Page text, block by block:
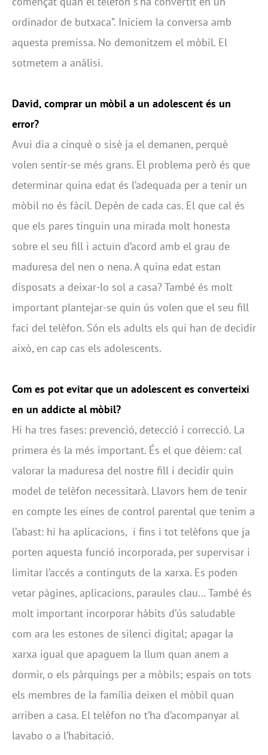
ordinador de butxaca”. Iniciem la conversa amb
aquesta premissa. No demonitzem el mòbil. El
sotmetem a anàlisi.
David, comprar un mòbil a un adolescent és un
error?
Avui dia a cinquè o sisè ja el demanen, perquè
volen sentir-se més grans. El problema però és que
determinar quina edat és l’adequada per a tenir un
mòbil no és fàcil. Depèn de cada cas. El que cal és
que els pares tinguin una mirada molt honesta
sobre el seu fill i actuïn d’acord amb el grau de
maduresa del nen o nena. A quina edat estan
disposats a deixar-lo sol a casa? També és molt
important plantejar-se quin ús volen que el seu fill
faci del telèfon. Són els adults els qui han de decidir
això, en cap cas els adolescents.
Com es pot evitar que un adolescent es converteixi
en un addicte al mòbil?
Hi ha tres fases: prevenció, detecció i correcció. La
primera és la més important. És el que dèiem: cal
valorar la maduresa del nostre fill i decidir quin
model de telèfon necessitarà. Llavors hem de tenir
en compte les eines de control parental que tenim a
l’abast: hi ha aplicacions, i fins i tot telèfons que ja
porten aquesta funció incorporada, per supervisar i
limitar l’accés a continguts de la xarxa. Es poden
vetar pàgines, aplicacions, paraules clau… També és
molt important incorporar hàbits d’ús saludable
com ara les estones de silenci digital; apagar la
xarxa igual que apaguem la llum quan anem a
dormir, o els pàrquings per a mòbils; espais on tots
els membres de la família deixen el mòbil quan
arriben a casa. El telèfon no t’ha d’acompanyar al
lavabo o a l’habitació.